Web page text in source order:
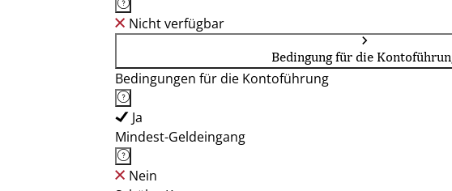
Nicht verfügbar
Bedingung für die
Bedingungen für die Kontoführung
Ja
Mindest-Geldeingang
Nein